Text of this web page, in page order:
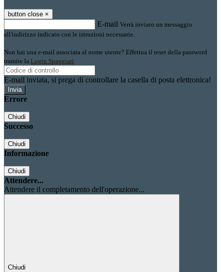
button close ×
E-mail Verrà inviato un messaggio
all'indirizzo indicato con le istruzioni necessarie.
Non hai una e-mail associata al nome utente? Effettua il reset della password
tramite la Login Spaggiari
E-mail inviata, si prega di controllare la casella di posta elettronica!
Errore
Chiudi
Successo
Chiudi
Informazione
Chiudi
Attendere...
Attendere il completamento dell'operazione...
Chiudi